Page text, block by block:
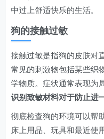
中过上舒适快乐的生活。
狗的接触过敏
接触过敏是指狗的皮肤对
常见的刺激物包括某些织
学物质。症状通常表现为
识别致敏材料对于防止进
彻底检查狗的环境可以帮
床上用品、玩具和最近使